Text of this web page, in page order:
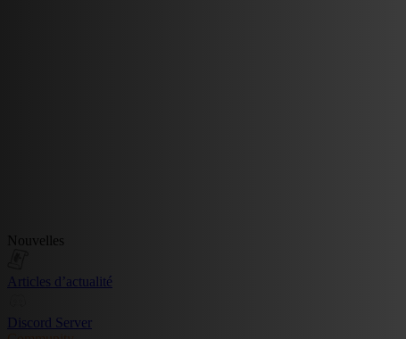
Nouvelles
Articles d’actualité
Discord Server